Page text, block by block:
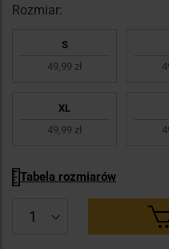
Rozmiar:
S
49,99 zł
XL
49,99 zł
Tabela rozmiarów